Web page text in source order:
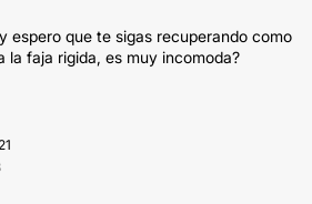
espero que te sigas recuperando como
la faja rigida, es muy incomoda?